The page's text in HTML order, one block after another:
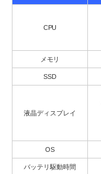
CPU
メモリ
SSD
液晶ディスプレイ
OS
バッテリ駆動時間